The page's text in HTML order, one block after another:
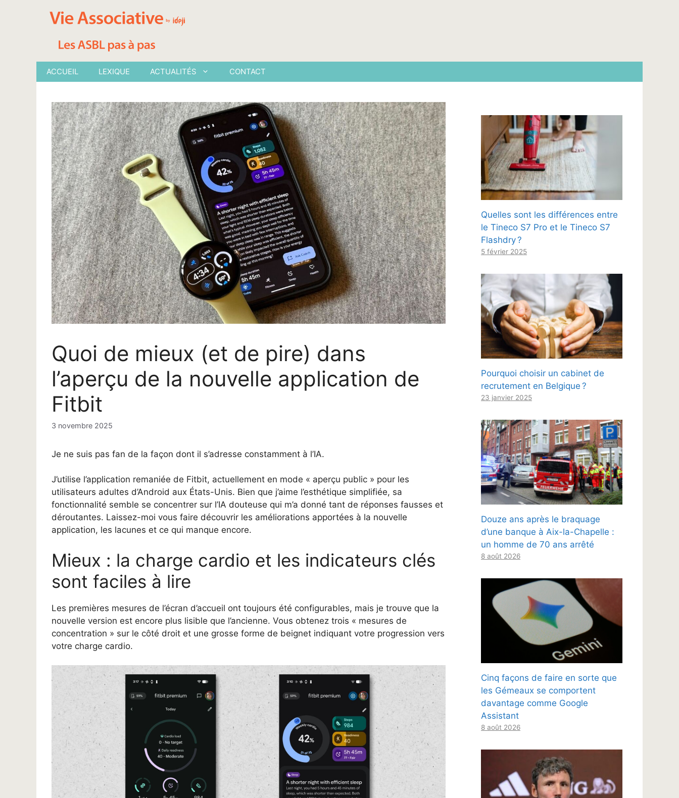
ACCUEIL LEXIQUE ACTUALITÉS CONTACT
Quoi de mieux (et de pire) dans
l’aperçu de la nouvelle application de
Fitbit
3 novembre 2025
Je ne suis pas fan de la façon dont il s’adresse constamment à l’IA.
J’utilise l’application remaniée de Fitbit, actuellement en mode « aperçu public » pour les
utilisateurs adultes d’Android aux États-Unis. Bien que j’aime l’esthétique simplifiée, sa
fonctionnalité semble se concentrer sur l’IA douteuse qui m’a donné tant de réponses fausses et
déroutantes. Laissez-moi vous faire découvrir les améliorations apportées à la nouvelle
application, les lacunes et ce qui manque encore.
Mieux : la charge cardio et les indicateurs clés
sont faciles à lire
Les premières mesures de l’écran d’accueil ont toujours été configurables, mais je trouve que la
nouvelle version est encore plus lisible que l’ancienne. Vous obtenez trois « mesures de
concentration » sur le côté droit et une grosse forme de beignet indiquant votre progression vers
votre charge cardio.
Quelles sont les différences entre
le Tineco S7 Pro et le Tineco S7
Flashdry ?
5 février 2025
Pourquoi choisir un cabinet de
recrutement en Belgique ?
23 janvier 2025
Douze ans après le braquage
d’une banque à Aix-la-Chapelle :
un homme de 70 ans arrêté
8 août 2026
Cinq façons de faire en sorte que
les Gémeaux se comportent
davantage comme Google
Assistant
8 août 2026